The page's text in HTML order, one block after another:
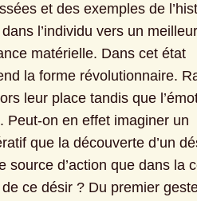
et des exemples de
l’individu vers un
matérielle. Dans cet état
la forme révolutionnaire.
leur place tandis que
Peut-on en effet imaginer un
que la découverte d’un
d’action que dans la
ce désir ? Du premier